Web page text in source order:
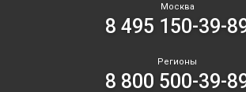
Москва
8 495 150-39-
Регионы
8 800 500-39-